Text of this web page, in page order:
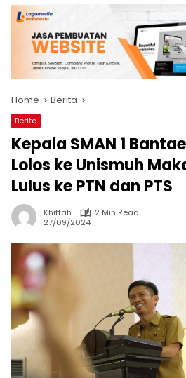
Home Berita
Berita
Kepala SMAN 1
Lolos ke Unismuh
Lulus ke PTN dan PTS
Khittah
2 Min Read
27/09/2024